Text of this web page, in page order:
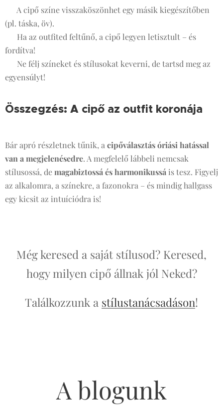
✨ A cipő színe visszaköszönhet egy másik kiegészítőben
(pl. táska, öv).
✨ Ha az outfited feltűnő, a cipő legyen letisztult – és
fordítva!
✨ Ne félj színeket és stílusokat keverni, de tartsd meg az
egyensúlyt!
Összegzés: A cipő az outfit koronája
Bár apró részletnek tűnik, acipőválasztás óriási hatással
van a megjelenésedre. A megfelelő lábbeli nemcsak
stílusossá, demagabiztossá és harmonikussáis tesz. Figyelj
az alkalomra, a színekre, a fazonokra – és mindig hallgass
egy kicsit az intuíciódra is!
Még keresed a saját stílusod? Keresed,
hogy milyen cipő állnak jól Neked?
Találkozzunk a stílustanácsadáson!
A blogunk